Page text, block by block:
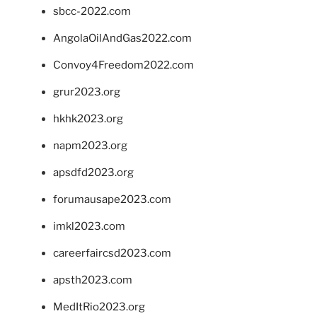
sbcc-2022.com
AngolaOilAndGas2022.com
Convoy4Freedom2022.com
grur2023.org
hkhk2023.org
napm2023.org
apsdfd2023.org
forumausape2023.com
imkl2023.com
careerfaircsd2023.com
apsth2023.com
MedItRio2023.org